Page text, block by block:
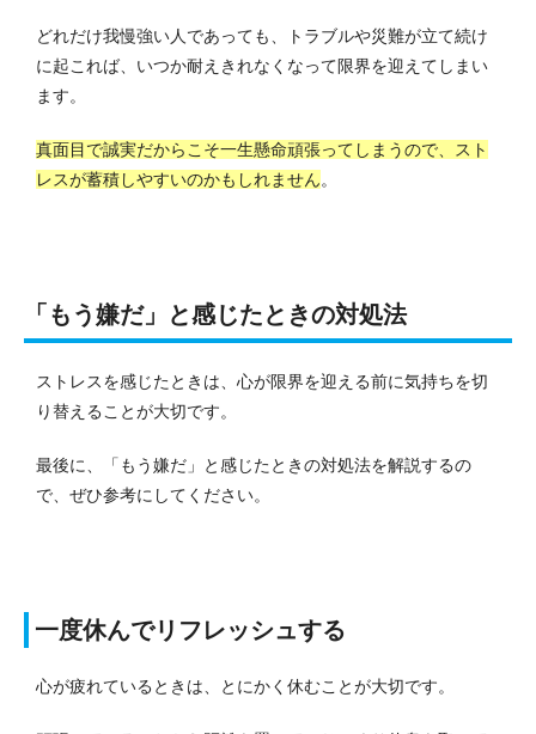
どれだけ我慢強い人であっても、トラブルや災難が立て続け
に起これば、いつか耐えきれなくなって限界を迎えてしまい
ます。
真面目で誠実だからこそ一生懸命頑張ってしまうので、スト
レスが蓄積しやすいのかもしれません。
「もう嫌だ」と感じたときの対処法
ストレスを感じたときは、心が限界を迎える前に気持ちを切
り替えることが大切です。
最後に、「もう嫌だ」と感じたときの対処法を解説するの
で、ぜひ参考にしてください。
一度休んでリフレッシュする
心が疲れているときは、とにかく休むことが大切です。